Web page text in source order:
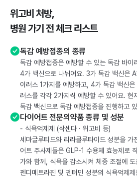
위고비 처방,
병원 가기 전 체크 리스트
독감 예방접종의 종류
독감 예방접종은 예방할 수 있는 독감 바
4가 백신으로 나뉘어요. 3가 독감 백신은
이러스 1가지를 예방하고, 4가 독감 백신은
러스를 각각 2가지씩 예방할 수 있어요. 현
독감 백신으로 독감 예방접종을 진행하고
다이어트 전문의약품 종류 및 성분
- 식욕억제제 (삭센다 · 위고비 등)
세마글루티드와 리라클루타이드 성분을 가
어트 주사제들은 GLP-1 수용체 효능제로
가와 함께, 식욕을 감소시켜 체중 조절에
펜디메트라진 및 펜터민 성분의 식욕억제